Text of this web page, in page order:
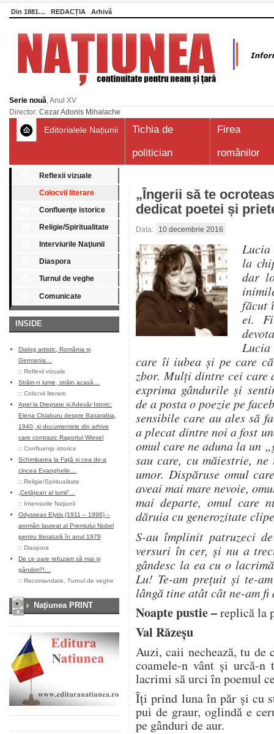
Din 1881… REDACȚIA Arhivă
Serie nouă, Anul XV
Director: Cezar Adonis Mihalache
Editorialele Națiunii
Tichia de
politician
Firea
românilor
Reflexii vizuale
Colocvii literare
Confluenţe istorice
Religie/Spiritualitate
Interviurile Naţiunii
Diaspora
Turnul de veghe
Comunicate
INSIDE
Dialog artistic, România și
Germania…
:: Reflexii vizuale
Străin-n lume, străin acasă…
:: Colocvii literare
Apel la Dreptate și Adevăr Istoric:
Elena Chiaburu despre Basarabia,
1940, și documentele din arhive
care contrazic Raportul Wiesel
:: Confluenţe istorice
Schimbarea la Față și cea de-a
cincea Evanghelie…
:: Religie/Spiritualitate
„Cetățean al lumii”…
:: Interviurile Naţiunii
Odysseas Elytis (1911 – 1996) –
aromân laureat al Premiului Nobel
pentru literatură în anul 1979
:: Diaspora
De ce oare refuzam să mai și
gândim?!…
:: Recomandate Turnul de veghe
Naţiunea PRINT
„Îngerii să te
dedicat poetei și
Data: 10 decembrie 2016
la
dar
făcut
ei.
care îi iubea și pe care
zbor. Mulți dintre cei care
exprima gândurile și
de a posta o poezie pe
sensibile care au ales să
a plecat dintre noi a fost
omul care ne aduna la un
sau care, cu măiestrie,
umor. Dispăruse omul
aveai mai mare nevoie,
mai departe, omul care
dăruia cu generozitate
S-au împlinit patruzeci
versuri în cer, și nu a
gândesc la ea cu o
Lu! Te-am prețuit și te-
lângă tine atât cât ne-am
Noapte pustie –replică la
Val Răzeşu
Auzi, caii nechează, tu de
coamele-n vânt şi urcă-
lacrimi să urci în poemul
Îți prind luna în păr şi cu
pui de graur, oglindă e
pe gânduri de aur.